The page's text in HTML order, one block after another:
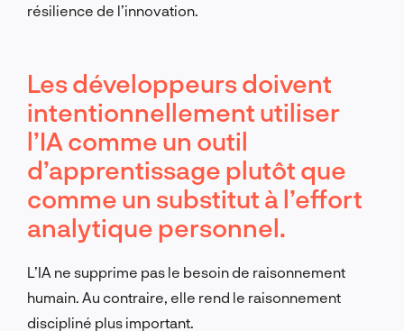
résilience de l’innovation.
Les développeurs doivent
intentionnellement utiliser
l’IA comme un outil
d’apprentissage plutôt que
comme un substitut à l’effort
analytique personnel.
L’IA ne supprime pas le besoin de raisonnement
humain. Au contraire, elle rend le raisonnement
discipliné plus important.